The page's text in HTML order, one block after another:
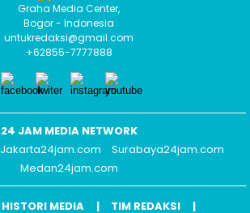
Graha Media Center,
Bogor - Indonesia
untukredaksi@gmail.com
+62855-7777888
24 JAM MEDIA NETWORK
Jakarta24jam.com
Surabaya24jam.com
Medan24jam.com
HISTORI MEDIA
TIM REDAKSI